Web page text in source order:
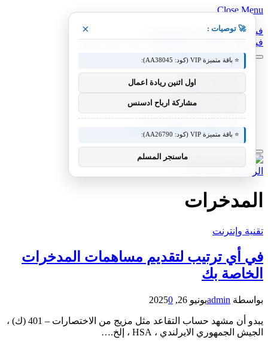
Close Menu
فيسبوك X (Twitter)
فيسبوك X (Twitter) الانستغرام بينتيريست فيميو
معدات وصناعات
سيارات ومعدات
منوعات التقنية
عالم المحركات والسيارات
الرئيسية
المدخرات
تقنية وإنترنت
في أي ترتيب لتقديم مساهمات المدخرات
الخاصة بك
بواسطة adminيونيو 26, 2025 0
يبدو أن مشهد حساب التقاعد مثل مزيج من الاختصارات – 401 (ك) ،
الجيش الجمهوري الايرلندي ، HSA ، إلخ.…
🚀 توصيات : ×
⭐ باقة متميزة VIP (كود: AA38045):
اول اثنين ريادة اعمال
مشاركة ارباح ادسنس
⭐ باقة متميزة VIP (كود: AA26790):
ماسنجر المسلم